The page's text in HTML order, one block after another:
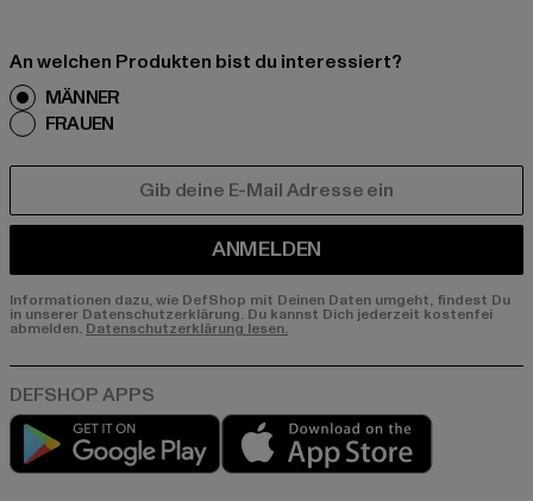
An welchen Produkten bist du interessiert?
MÄNNER
FRAUEN
ANMELDEN
Informationen dazu, wie DefShop mit Deinen Daten umgeht, findest Du
in unserer Datenschutzerklärung. Du kannst Dich jederzeit kostenfei
abmelden. Datenschutzerklärung lesen.
Play market